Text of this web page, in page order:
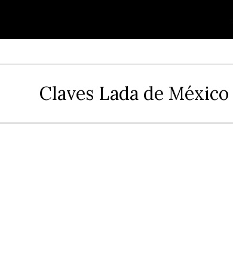
Claves Lada de México